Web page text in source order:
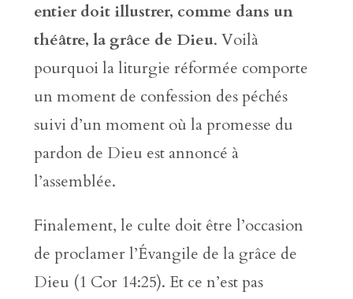
entier doit illustrer, comme dans un
théâtre, la grâce de Dieu. Voilà
pourquoi la liturgie réformée comporte
un moment de confession des péchés
suivi d’un moment où la promesse du
pardon de Dieu est annoncé à
l’assemblée.
Finalement, le culte doit être l’occasion
de proclamer l’Évangile de la grâce de
Dieu (1 Cor 14:25). Et ce n’est pas